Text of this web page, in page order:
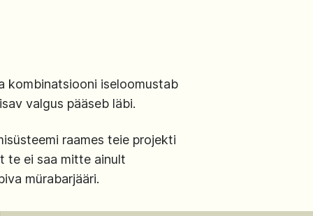
kombinatsiooni iseloomustab
valgus pääseb läbi.
raames teie projekti
te ei saa mitte ainult
mürabarjääri.